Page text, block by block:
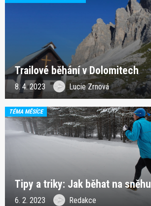
Trailové běhání v Dolomitech
8. 4. 2023 Lucie Zrnová
TÉMA MĚSÍCE
Tipy a triky: Jak běhat na sněhu
6. 2. 2023 Redakce